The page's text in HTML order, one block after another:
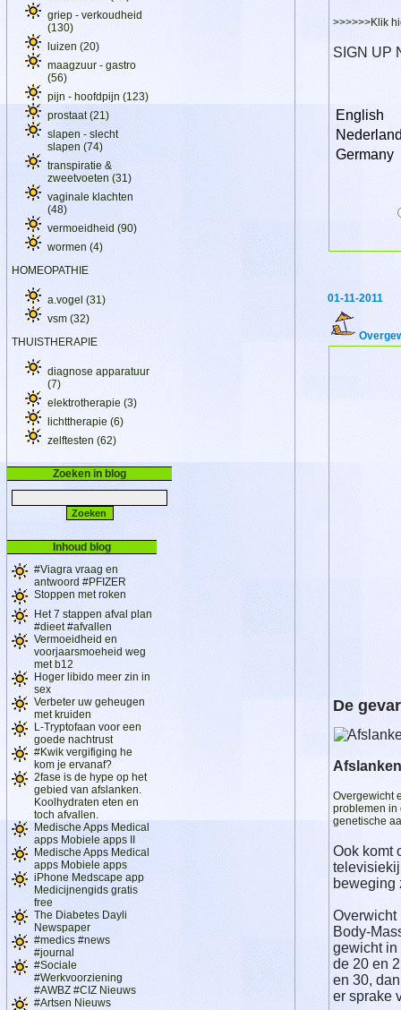
griep - verkoudheid
(130)
luizen (20)
maagzuur - gastro
(56)
pijn - hoofdpijn (123)
prostaat(21)
slapen - slecht
slapen (74)
transpiratie &
zweetvoeten (31)
vaginale klachten
(48)
vermoeidheid (90)
wormen (4)
HOMEOPATHIE
a.vogel (31)
vsm (32)
THUISTHERAPIE
diagnose apparatuur
(7)
elektrotherapie (3)
lichttherapie (6)
zelftesten (62)
Zoeken in blog
Inhoud blog
#Viagra vraag en
antwoord #PFIZER
Stoppen met roken
Het 7 stappen afval plan
#dieet #afvallen
Vermoeidheid en
voorjaarsmoeheid weg
met b12
Hoger libido meer zin in
sex
Verbeter uw geheugen
met kruiden
L-Tryptofaan voor een
goede nachtrust
#Kwik vergifiging he
kom je ervanaf?
2fase is de hype op het
gebied van afslanken.
Koolhydraten eten en
toch afvallen.
Medische Apps Medical
apps Mobiele apps II
Medische Apps Medical
apps Mobiele apps
iPhone Medscape app
Medicijnengids gratis
free
The Diabetes Dayli
Newspaper
#medics #news
#journal
#Sociale
#Werkvoorziening
#AWBZ #CIZ Nieuws
#Artsen Nieuws
>>>>>>Klik
SIGN UP
English
Germany
01-11-2011
De
Overgewicht
problemen in
genetische
Ook komt
beweging
Overwicht
Body-
gewicht in
de 20 en
en 30,
er sprake